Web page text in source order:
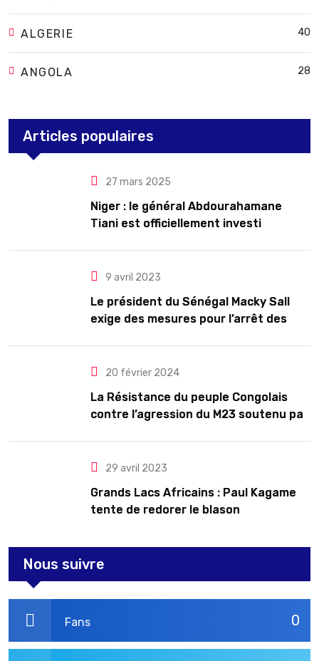
ALGERIE 40
ANGOLA 28
Articles populaires
27 mars 2025
Niger : le général Abdourahamane
Tiani est officiellement investi
9 avril 2023
Le président du Sénégal Macky Sall
exige des mesures pour l’arrêt des
20 février 2024
La Résistance du peuple Congolais
contre l’agression du M23 soutenu par
29 avril 2023
Grands Lacs Africains : Paul Kagame
tente de redorer le blason
Nous suivre
0
Fans